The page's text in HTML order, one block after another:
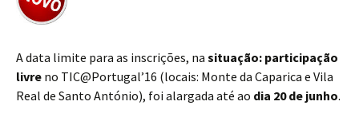
A data limite para as inscrições, na situação: participação
livre no TIC@Portugal’16 (locais: Monte da Caparica e Vila
Real de Santo António), foi alargada até ao dia 20 de junho.